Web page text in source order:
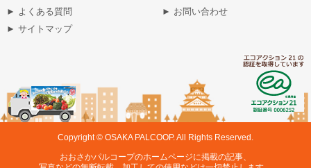
► よくある質問
► お問い合わせ
► サイトマップ
Copyright © OSAKA PALCOOP. All Rights Reserved.
おおさかパルコープのホームページに掲載の記事、